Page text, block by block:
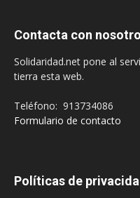
Contacta con
Solidaridad.net pone al
tierra esta web.
Teléfono: 913734086
Formulario de contacto
Políticas de